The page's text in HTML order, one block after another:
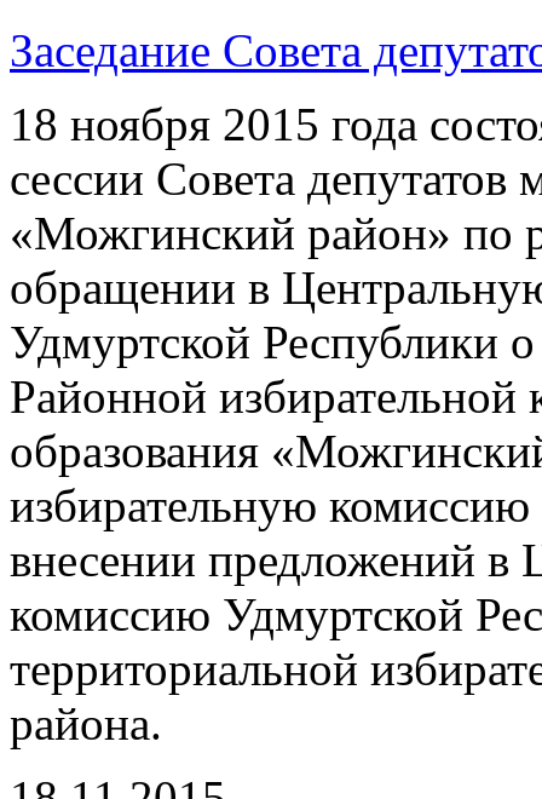
Заседание Совета
18 ноября 2015 года
сессии Совета депутатов
«Можгинский район» по
обращении в
Удмуртской Республики
Районной
образования
избирательную
внесении предложений в
комиссию Удмуртской
территориальной
района.